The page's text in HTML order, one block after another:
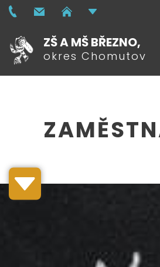
ZŠ A MŠ BŘEZNO,
okres Chomutov